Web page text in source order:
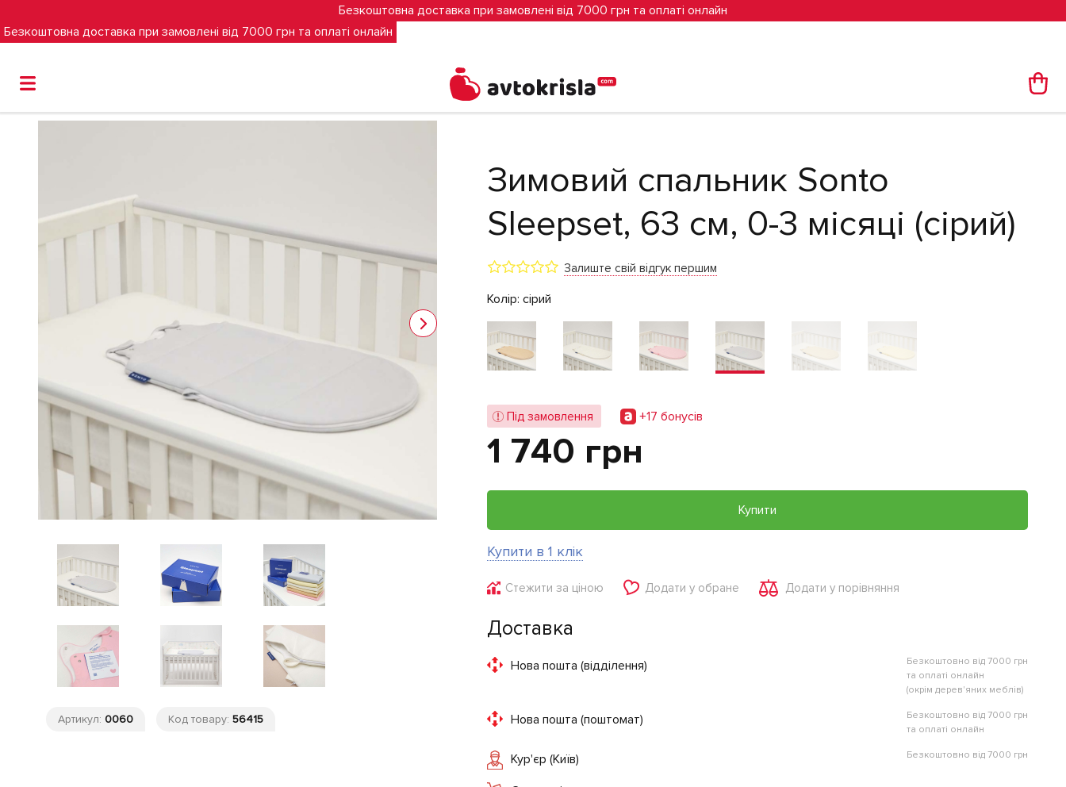
Безкоштовна доставка при замовлені від 7000 грн та оплаті онлайн
Безкоштовна доставка при замовлені від 7000 грн та оплаті онлайн
Артикул: 0060 Код товару: 56415
Зимовий спальник Sonto
Sleepset, 63 см, 0-3 місяці (сірий)
Залиште свій відгук першим
Колір: сірий
Під замовлення +17 бонусiв
1 740 грн
Купити
Купити в 1 клік
Стежити за ціною Додати у обране Додати у порівняння
Доставка
Нова пошта (відділення)
Безкоштовно від 7000 грн
та оплаті онлайн
(окрім дерев'яних меблів)
Нова пошта (поштомат)
Безкоштовно від 7000 грн
та оплаті онлайн
Кур'єр (Київ) Безкоштовно від 7000 грн